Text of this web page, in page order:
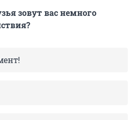
зовут вас немного